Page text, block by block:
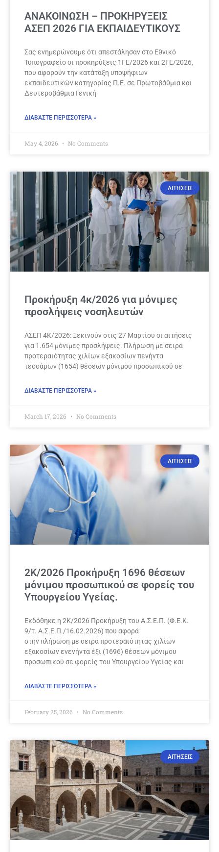
ΑΝΑΚΟΙΝΩΣΗ – ΠΡΟΚΗΡΥΞΕΙΣ
ΑΣΕΠ 2026 ΓΙΑ ΕΚΠΑΙΔΕΥΤΙΚΟΥΣ
Σας ενημερώνουμε ότι απεστάλησαν στο Εθνικό
Τυπογραφείο οι προκηρύξεις 1ΓΕ/2026 και 2ΓΕ/2026,
που αφορούν την κατάταξη υποψήφιων
εκπαιδευτικών κατηγορίας Π.Ε. σε Πρωτοβάθμια και
Δευτεροβάθμια Γενική
ΔΙΑΒΆΣΤΕ ΠΕΡΙΣΣΌΤΕΡΑ »
May 4, 2026 No Comments
ΑΙΤΗΣΕΙΣ
Προκήρυξη 4κ/2026 για μόνιμες
προσλήψεις νοσηλευτών
ΑΣΕΠ 4Κ/2026: Ξεκινούν στις 27 Μαρτίου οι αιτήσεις
για 1.654 μόνιμες προσλήψεις. Πλήρωση με σειρά
προτεραιότητας χιλίων εξακοσίων πενήντα
τεσσάρων (1654) θέσεων μόνιμου προσωπικού σε
ΔΙΑΒΆΣΤΕ ΠΕΡΙΣΣΌΤΕΡΑ »
March 17, 2026 No Comments
ΑΙΤΗΣΕΙΣ
2Κ/2026 Προκήρυξη 1696 θέσεων
μόνιμου προσωπικού σε φορείς του
Υπουργείου Υγείας.
Εκδόθηκε η 2Κ/2026 Προκήρυξη του Α.Σ.Ε.Π. (Φ.Ε.Κ.
9/τ. Α.Σ.Ε.Π./16.02.2026) που αφορά
στην πλήρωση με σειρά προτεραιότητας χιλίων
εξακοσίων ενενήντα έξι (1696) θέσεων μόνιμου
προσωπικού σε φορείς του Υπουργείου Υγείας και
ΔΙΑΒΆΣΤΕ ΠΕΡΙΣΣΌΤΕΡΑ »
February 25, 2026 No Comments
ΑΙΤΗΣΕΙΣ